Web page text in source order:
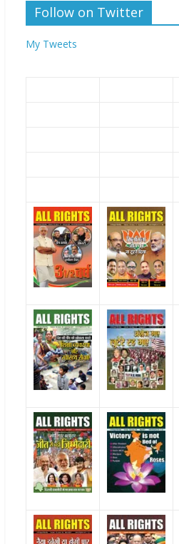
Follow on Twitter
My Tweets